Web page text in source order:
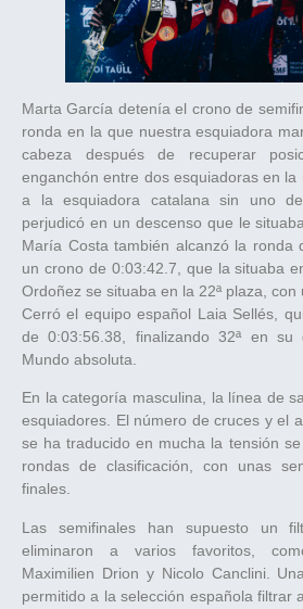
Marta García detenía el crono de
ronda en la que nuestra esquiadora
cabeza después de recuperar
enganchón entre dos esquiadoras en la
a la esquiadora catalana sin uno
perjudicó en un descenso que le
María Costa también alcanzó la ronda
un crono de 0:03:42.7, que la situaba
Ordoñez se situaba en la 22ª plaza, con
Cerró el equipo español Laia Sellés,
de 0:03:56.38, finalizando 32ª en
Mundo absoluta.
En la categoría masculina, la línea de
esquiadores. El número de cruces y el
se ha traducido en mucha la tensión
rondas de clasificación, con unas
finales.
Las semifinales han supuesto un
eliminaron a varios favoritos,
Maximilien Drion y Nicolo Canclini.
permitido a la selección española filtrar